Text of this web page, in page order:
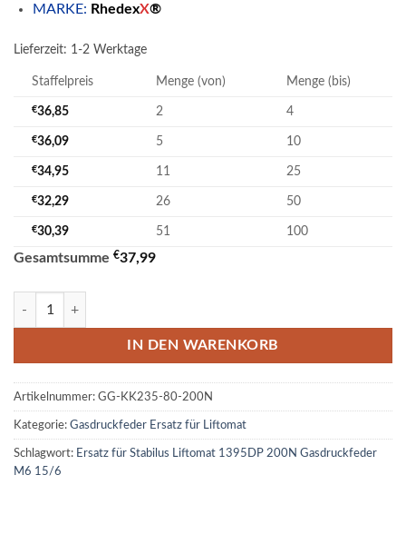
MARKE: RhedexX®
Lieferzeit: 1-2 Werktage
Staffelpreis Menge (von) Menge (bis)
€36,85 2 4
€36,09 5 10
€34,95 11 25
€32,29 26 50
€30,39 51 100
Gesamtsumme €37,99
Ersatz für Stabilus Liftomat 1395DP 200N Gasdruckfeder M6 15/6
IN DEN WARENKORB
Artikelnummer: GG-KK235-80-200N
Kategorie: Gasdruckfeder Ersatz für Liftomat
Schlagwort: Ersatz für Stabilus Liftomat 1395DP 200N Gasdruckfeder
M6 15/6